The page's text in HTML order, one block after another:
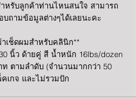
ำหรับลูกค้าท่านไหนสนใจ สามารถ
บถามข้อมูลต่างๆได้เลยนะคะ
เช็ดผมสำหรับคลินิก**
นิ้ว ด้ายคู่ สี น้ำหนัก 16lbs/dozen
ท ตามลำดับ (จำนวนมากกว่า 50
เกจ และไม่รวมปัก